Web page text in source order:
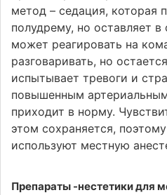
метод – седация, которая
полудрему, но оставляет в
может реагировать на
разговаривать, но
испытывает тревоги и
повышенным
приходит в норму.
этом сохраняется,
используют местную
Препараты -нестетики для